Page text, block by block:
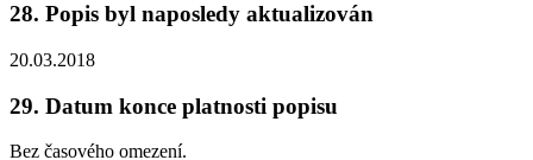
28. Popis byl naposledy aktualizován
20.03.2018
29. Datum konce platnosti popisu
Bez časového omezení.